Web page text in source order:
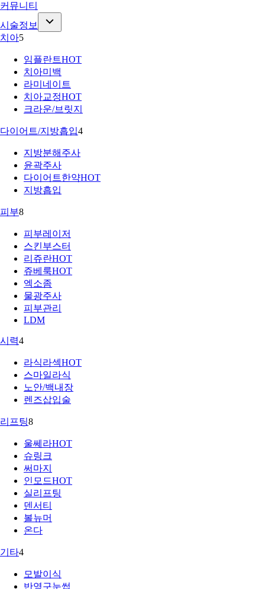
커뮤니티
시술정보
치아5
임플란트HOT
치아미백
라미네이트
치아교정HOT
크라운/브릿지
다이어트/지방흡입4
지방분해주사
윤곽주사
다이어트한약HOT
지방흡입
피부8
피부레이저
스킨부스터
리쥬란HOT
쥬베룩HOT
엑소좀
물광주사
피부관리
LDM
시력4
라식라섹HOT
스마일라식
노안/백내장
렌즈삽입술
리프팅8
울쎄라HOT
슈링크
써마지
인모드HOT
실리프팅
덴서티
볼뉴머
온다
기타4
모발이식
반영구눈썹